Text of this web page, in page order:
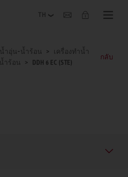
น้ำอุ่น-น้ำร้อน
เครื่องทำน้ำ
ำร้อน DDH 6 EC (STE)
กลับ